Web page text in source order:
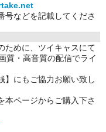
などを記載してくださ
ために、ツイキャスにて
質・高音質の配信でライ
】にもご協力お願い致し
本ページからご購入下さ